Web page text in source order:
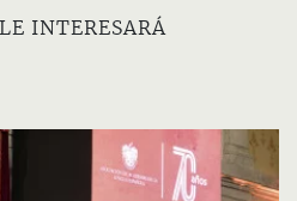
INTERESARÁ